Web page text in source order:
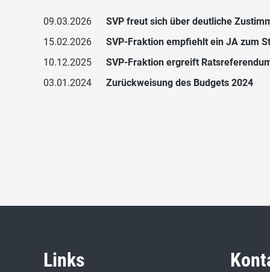
09.03.2026
SVP freut sich über deutliche
15.02.2026
SVP-Fraktion empfiehlt ein JA zum
10.12.2025
SVP-Fraktion ergreift
03.01.2024
Zurückweisung des Budgets 2024
Links